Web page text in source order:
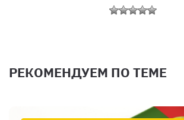
РЕКОМЕНДУЕМ ПО ТЕМЕ